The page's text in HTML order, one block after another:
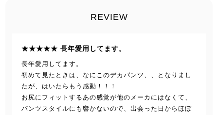
REVIEW
★★★★★ 長年愛用してます。
長年愛用してます。
初めて見たときは、なにこのデカパンツ、、となりまし
たが、はいたらもう感動！！！
お尻にフィットするあの感覚が他のメーカにはなくて、
パンツスタイルにも響かないので、出会った日からほぼ